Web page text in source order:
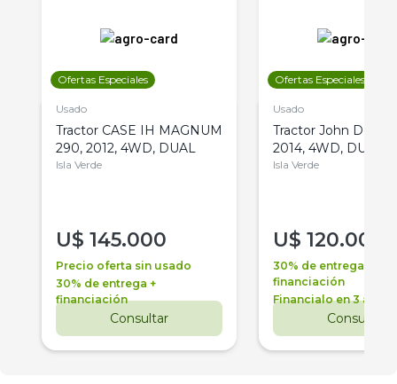
Ofertas Especiales
Usado
Tractor CASE IH MAGNUM
290, 2012, 4WD, DUAL
Isla Verde
U$ 145.000
Precio oferta sin usado
30% de entrega +
financiación
Consultar
Ofertas Especiales
Usado
Tractor John Deere
2014, 4WD, DUAL
Isla Verde
U$ 120.000
30% de entrega +
financiación
Financialo en 3 años
Consultar